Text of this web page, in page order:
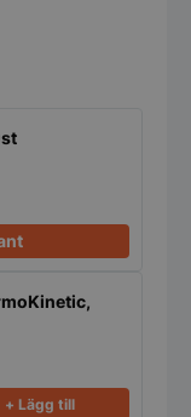
+ Lägg till